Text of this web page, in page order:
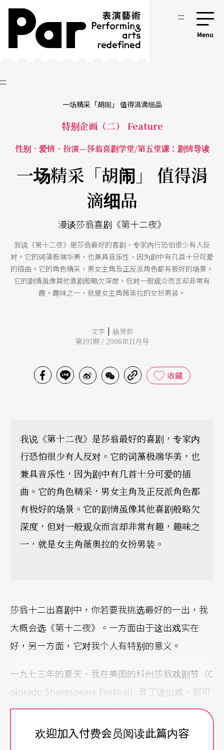
跳到主要内容区块
网站导览 :::
:::
一场精采「胡闹」 值得涓滴细品
特别企画（二） Feature
性别．爱情．扮演—莎翁喜剧学堂/第五堂课：剧情导读
一场精采「胡闹」 值得涓
滴细品
漫谈莎翁喜剧《第十二夜》
我说《第十二夜》是莎翁最好的喜剧，专家内行恐怕很少有人反
对。它的词藻极端华美，也兼具音乐性，因为剧中有几首十分可爱
的插曲。它的角色精采，男女主角及正反派角色都有极好的场景。
它的剧情虽像其他喜剧般略欠深度，但对一般观众而言却非常有
趣，趣味之一，就是女主角薇奥拉的女扮男装。
文字 | 杨世彭
第191期 / 2008年11月号
收藏
我说《第十二夜》是莎翁最好的喜剧，专家内
行恐怕很少有人反对。它的词藻极端华美，也
兼具音乐性，因为剧中有几首十分可爱的插
曲。它的角色精采，男女主角及正反派角色都
有极好的场景。它的剧情虽像其他喜剧般略欠
深度，但对一般观众而言却非常有趣，趣味之
一，就是女主角薇奥拉的女扮男装。
莎翁十二出喜剧中，你若要我挑选最好的一出，我
大概会选《第十二夜》。一方面由于这出戏实在
好，另一方面，它对我个人有特别的意义。
一九七三年的夏天，我在美国的科州莎翁戏剧节（C
olorado Shakespeare Festival）导了这出戏，那可
是我生平第一次执导莎剧，而导戏的场合又是一个
历史悠久、水准颇高的莎剧节，心中的紧张可想而
欢迎加入付费会员阅读此篇内容